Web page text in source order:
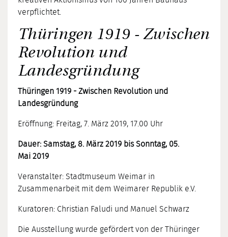
verpflichtet.
Thüringen 1919 - Zwischen
Revolution und
Landesgründung
Thüringen 1919 - Zwischen Revolution und
Landesgründung
Eröffnung: Freitag, 7. März 2019, 17.00 Uhr
Dauer: Samstag, 8. März 2019 bis Sonntag, 05.
Mai 2019
Veranstalter: Stadtmuseum Weimar in
Zusammenarbeit mit dem Weimarer Republik e.V.
Kuratoren: Christian Faludi und Manuel Schwarz
Die Ausstellung wurde gefördert von der Thüringer